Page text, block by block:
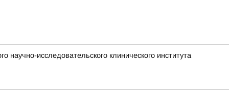
исследовательского клинического института